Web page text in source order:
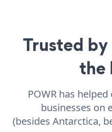
Trusted
the
POWR has
businesses on
(besides Antarctica,